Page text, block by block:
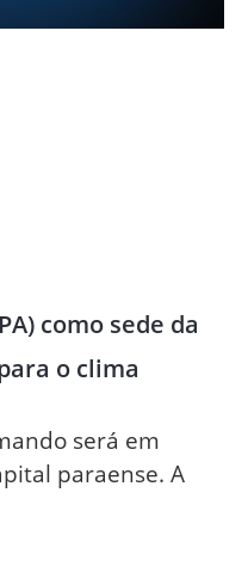
como sede da
o clima
será em
paraense. A